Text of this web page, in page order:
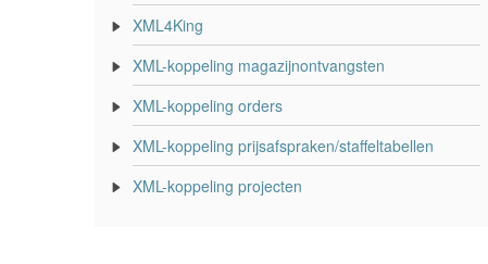
XML4King
XML-koppeling magazijnontvangsten
XML-koppeling orders
XML-koppeling prijsafspraken/staffeltabellen
XML-koppeling projecten